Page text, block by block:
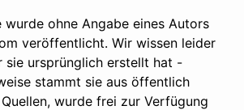
wurde ohne Angabe eines Autors
veröffentlicht. Wir wissen leider
sie ursprünglich erstellt hat -
stammt sie aus öffentlich
wurde frei zur Verfügung